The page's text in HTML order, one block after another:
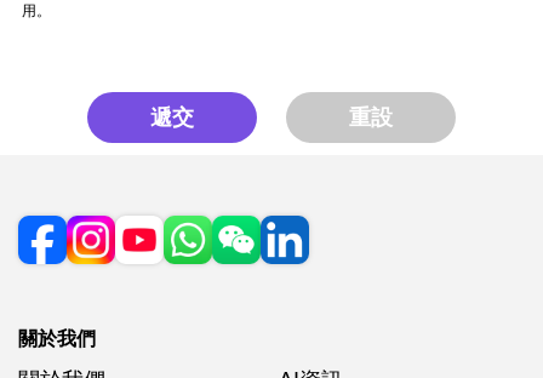
用。
遞交 重設
關於我們